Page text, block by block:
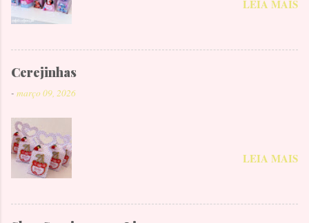
LEIA MAIS
Cerejinhas
- março 09, 2026
LEIA MAIS